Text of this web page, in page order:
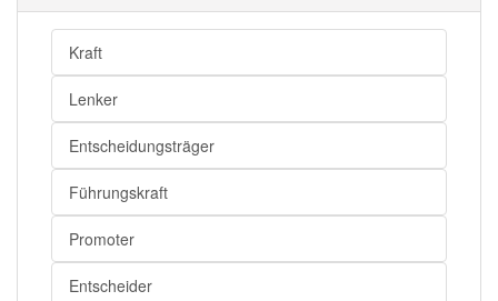
Manager openthesaurus
Kraft
Lenker
Entscheidungsträger
Führungskraft
Promoter
Entscheider